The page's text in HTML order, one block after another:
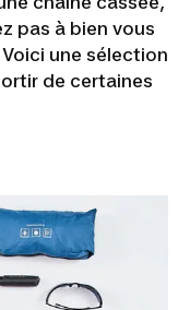
pas à bien vous
une sélection
de certaines